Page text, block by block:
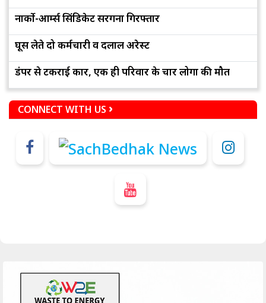
नार्को-आर्म्स सिंडिकेट सरगना गिरफ्तार
घूस लेते दो कर्मचारी व दलाल अरेस्ट
डंपर से टकराई कार, एक ही परिवार के चार लोगों की मौत
CONNECT WITH US